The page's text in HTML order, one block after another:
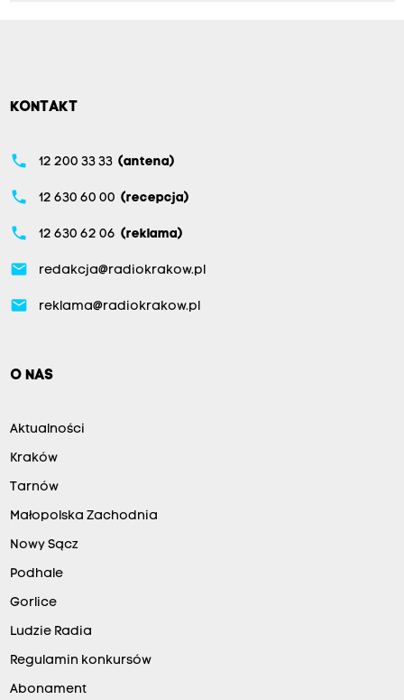
KONTAKT
phone 12 200 33 33 (antena)
phone 12 630 60 00 (recepcja)
phone 12 630 62 06 (reklama)
email redakcja@radiokrakow.pl
email reklama@radiokrakow.pl
O NAS
Aktualności
Kraków
Tarnów
Małopolska Zachodnia
Nowy Sącz
Podhale
Gorlice
Ludzie Radia
Regulamin konkursów
Abonament